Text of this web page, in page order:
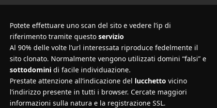
Potete effettuare uno scan del sito e vedere l’ip di
riferimento tramite questo servizio
Al 90% delle volte l’url interessata riproduce fedelmente il
sito clonato. Normalmente vengono utilizzati domini “falsi” e
sottodomini di facile individuazione.
Prestate attenzione all’indicazione del lucchetto vicino
l’indirizzo presente in tutti i browser. Cercate maggiori
informazioni sulla natura e la registrazione SSL.